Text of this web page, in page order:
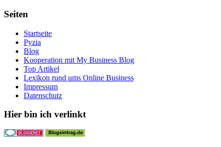
Seiten
Startseite
Pyzia
Blog
Kooperation mit My Business Blog
Top Artikel
Lexikon rund ums Online Business
Impressum
Datenschutz
Hier bin ich verlinkt